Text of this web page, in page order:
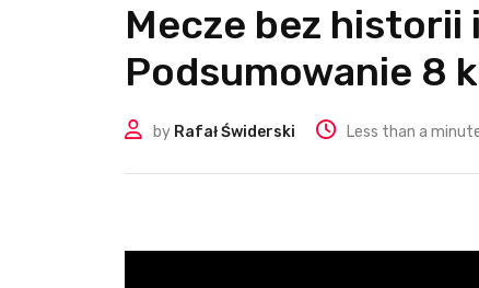
Mecze bez historii
Podsumowanie 8
by Rafał Świderski Less than a